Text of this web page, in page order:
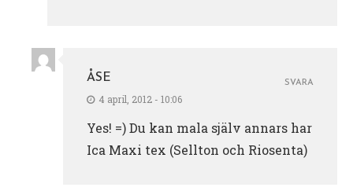
ÅSE
4 april, 2012 - 10:06
Yes! =) Du kan mala själv annars har
Ica Maxi tex (Sellton och Riosenta)
SVARA